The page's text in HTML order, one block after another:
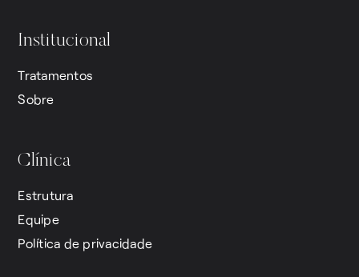
Institucional
Tratamentos
Sobre
Clínica
Estrutura
Equipe
Política de privacidade